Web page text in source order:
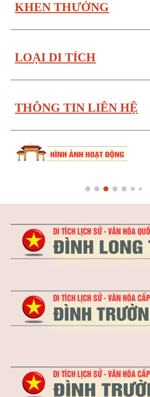
KHEN THƯỞNG
LOẠI DI TÍCH
THÔNG TIN LIÊN HỆ